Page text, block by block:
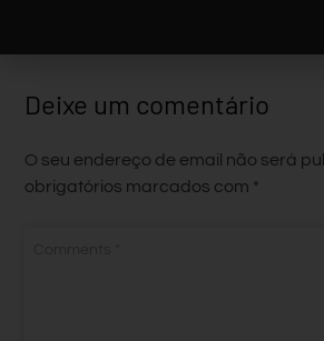
Deixe um comentário
O seu endereço de email não será
obrigatórios marcados com *